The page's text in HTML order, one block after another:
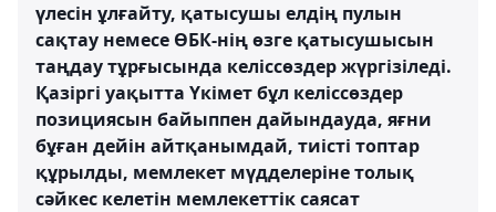
үлесін ұлғайту, қатысушы елдің пулын
сақтау немесе ӨБК-нің өзге қатысушысын
таңдау тұрғысында келіссөздер жүргізіледі.
Қазіргі уақытта Үкімет бұл келіссөздер
позициясын байыппен дайындауда, яғни
бұған дейін айтқанымдай, тиісті топтар
құрылды, мемлекет мүдделеріне толық
сәйкес келетін мемлекеттік саясат